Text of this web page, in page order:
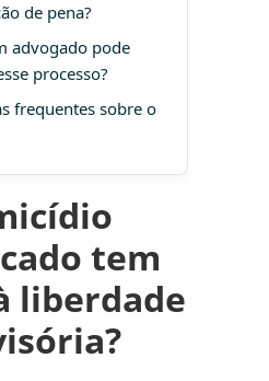
de pena?
advogado pode
processo?
frequentes sobre o
tem
liberdade